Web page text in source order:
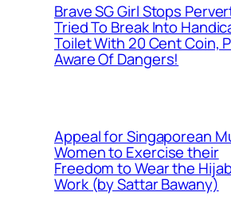
Brave SG Girl Stops
Tried To Break Into
Toilet With 20 Cent Coin,
Aware Of Dangers!
Appeal for Singaporean
Women to Exercise their
Freedom to Wear the
Work (by Sattar Bawany)